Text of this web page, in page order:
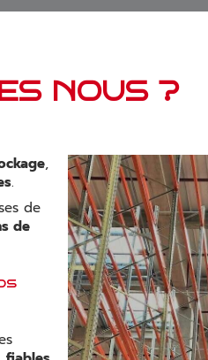
NOUS ?
,
.
de
de